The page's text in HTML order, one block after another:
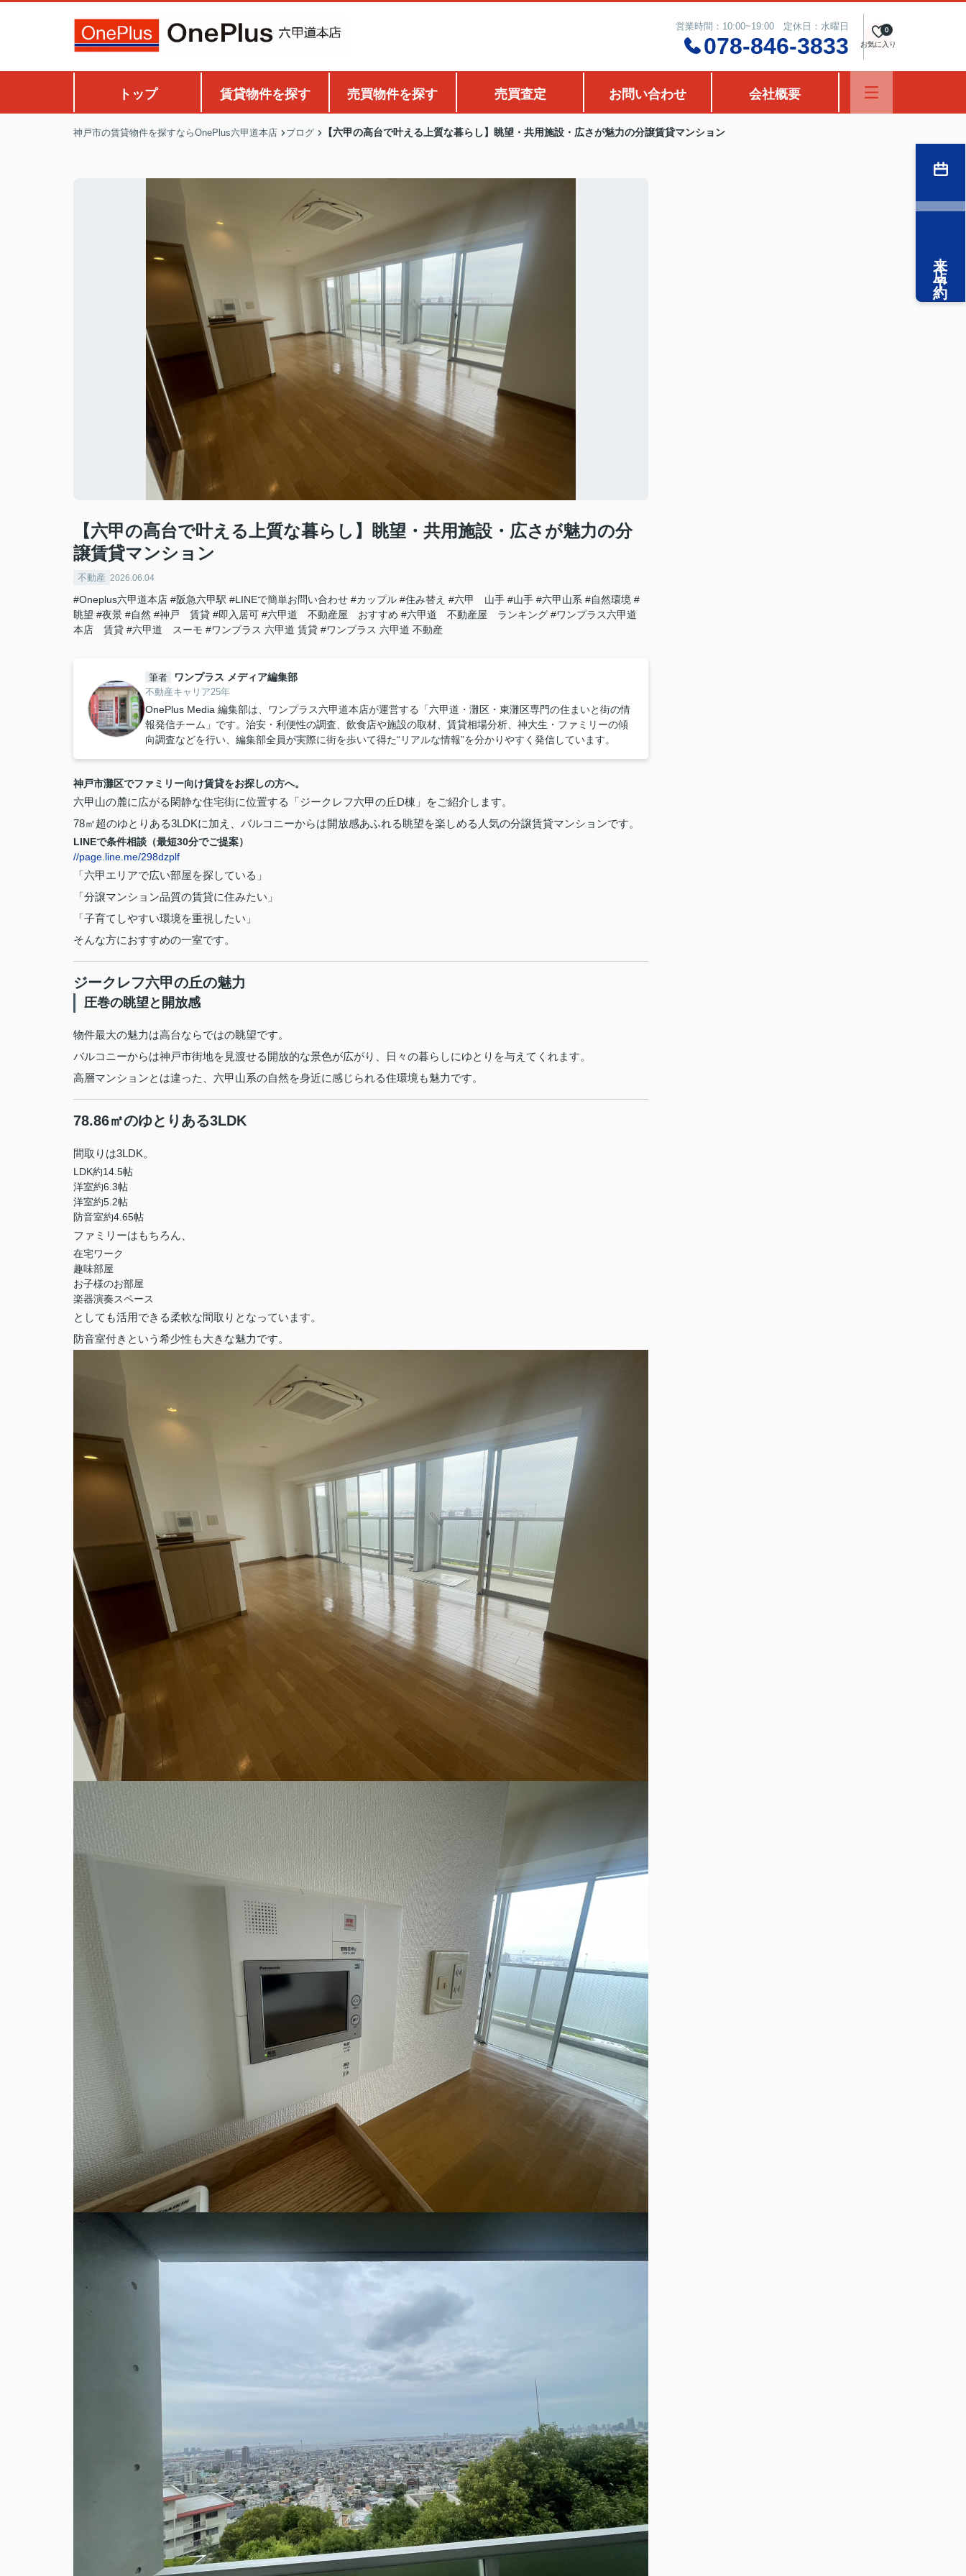
営業時間：10:00~19:00 定休日：水曜日
078-846-3833 お気に入り
0
トップ 賃貸物件を探す 売買物件を探す 売買査定 お問い合わせ 会社概要
神戸市の賃貸物件を探すならOnePlus六甲道本店 ブログ 【六甲の高台で叶える上質な暮らし】眺望・共用施設・広さが魅力の分譲賃貸マンション
【六甲の高台で叶える上質な暮らし】眺望・共用施設・広さが魅力の分
譲賃貸マンション
不動産 2026.06.04
#Oneplus六甲道本店 #阪急六甲駅 #LINEで簡単お問い合わせ #カップル #住み替え #六甲 山手 #山手 #六甲山系 #自然環境 #
眺望 #夜景 #自然 #神戸 賃貸 #即入居可 #六甲道 不動産屋 おすすめ #六甲道 不動産屋 ランキング #ワンプラス六甲道
本店 賃貸 #六甲道 スーモ #ワンプラス 六甲道 賃貸 #ワンプラス 六甲道 不動産
筆者 ワンプラス メディア編集部
不動産キャリア25年
OnePlus Media 編集部は、ワンプラス六甲道本店が運営する「六甲道・灘区・東灘区専門の住まいと街の情
報発信チーム」です。治安・利便性の調査、飲食店や施設の取材、賃貸相場分析、神大生・ファミリーの傾
向調査などを行い、編集部全員が実際に街を歩いて得た“リアルな情報”を分かりやすく発信しています。
神戸市灘区でファミリー向け賃貸をお探しの方へ。
六甲山の麓に広がる閑静な住宅街に位置する「ジークレフ六甲の丘D棟」をご紹介します。
78㎡超のゆとりある3LDKに加え、バルコニーからは開放感あふれる眺望を楽しめる人気の分譲賃貸マンションです。
LINEで条件相談（最短30分でご提案）
//page.line.me/298dzplf
「六甲エリアで広い部屋を探している」
「分譲マンション品質の賃貸に住みたい」
「子育てしやすい環境を重視したい」
そんな方におすすめの一室です。
ジークレフ六甲の丘の魅力
圧巻の眺望と開放感
物件最大の魅力は高台ならではの眺望です。
バルコニーからは神戸市街地を見渡せる開放的な景色が広がり、日々の暮らしにゆとりを与えてくれます。
高層マンションとは違った、六甲山系の自然を身近に感じられる住環境も魅力です。
78.86㎡のゆとりある3LDK
間取りは3LDK。
LDK約14.5帖
洋室約6.3帖
洋室約5.2帖
防音室約4.65帖
ファミリーはもちろん、
在宅ワーク
趣味部屋
お子様のお部屋
楽器演奏スペース
としても活用できる柔軟な間取りとなっています。
防音室付きという希少性も大きな魅力です。
来店予約